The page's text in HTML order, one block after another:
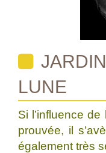
LUNE
Si l’influence
prouvée, il
également très